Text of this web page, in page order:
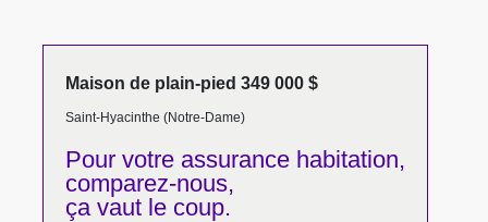
Maison de plain-pied 349 000 $
Saint-Hyacinthe (Notre-Dame)
Pour votreassurance habitation,
comparez-nous,
ça vaut le coup.